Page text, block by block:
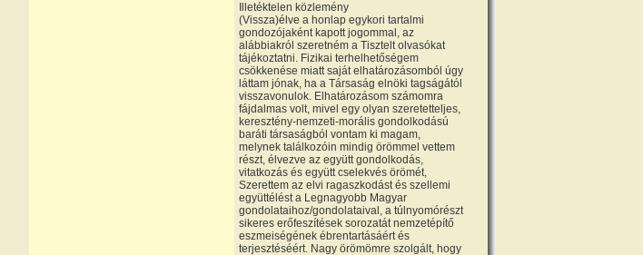
Illetéktelen közlemény
(Vissza)élve a honlap egykori tartalmi
gondozójaként kapott jogommal, az
alábbiakról szeretném a Tisztelt olvasókat
tájékoztatni. Fizikai terhelhetőségem
csökkenése miatt saját elhatározásomból úgy
láttam jónak, ha a Társaság elnöki tagságától
visszavonulok. Elhatározásom számomra
fájdalmas volt, mivel egy olyan szeretetteljes,
keresztény-nemzeti-morális gondolkodású
baráti társaságból vontam ki magam,
melynek találkozóin mindig örömmel vettem
részt, élvezve az együtt gondolkodás,
vitatkozás és együtt cselekvés örömét,
Szerettem az elvi ragaszkodást és szellemi
együttélést a Legnagyobb Magyar
gondolataihoz/gondolataival, a túlnyomórészt
sikeres erőfeszítések sorozatát nemzetépítő
eszmeiségének ébrentartásáért és
terjesztéséért. Nagy örömömre szolgált, hogy